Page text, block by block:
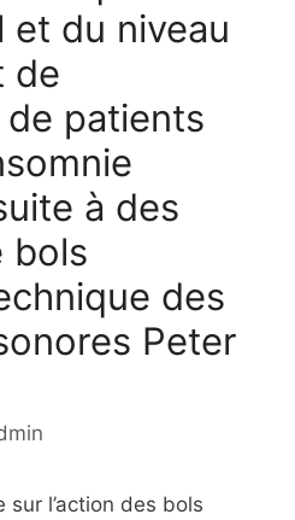
et du niveau
de
patients
à des
bols
des
Peter
sur l’action des bols